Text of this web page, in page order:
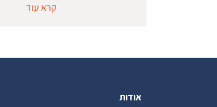
קרא עוד
אודות